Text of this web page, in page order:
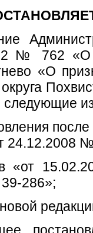
№ 762
«О
24.12.2008
«от
286»;